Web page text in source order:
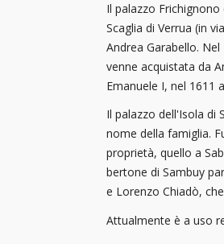
Il palazzo
Scaglia di Verrua (in
Andrea Garabello.
venne acquistata da
Emanuele I, nel 1611
Il palazzo dell'Isola di
nome della famiglia.
proprietà, quello a
bertone di Sambuy
e Lorenzo Chiadò,
Attualmente è a uso